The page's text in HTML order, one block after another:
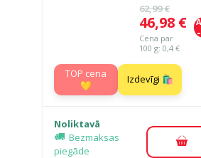
Oriģinālā
62,99 €
Cena
46,98 €
Cena par
100 g: 0,4 €
TOP cena
💛
Izdevīgi 🛍️
Noliktavā
Bezmaksas
piegāde